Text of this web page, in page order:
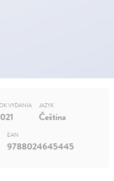
VYDANIA JAZYK
Čeština
EAN
9788024645445